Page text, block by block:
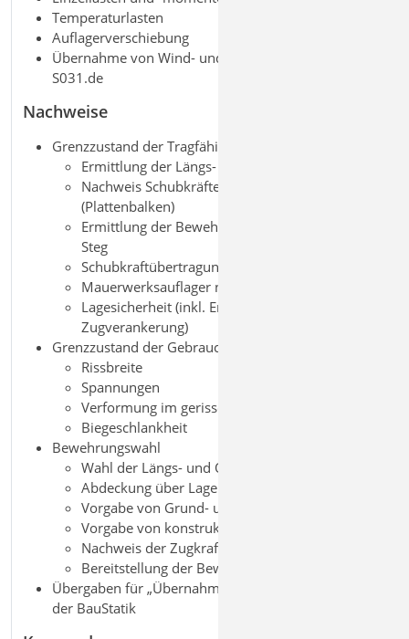
Temperaturlasten
Auflagerverschiebung
Übernahme von Wind- und Schneelasten aus
S031.de
Nachweise
Grenzzustand der Tragfähigkeit, EC 2
Ermittlung der Längs- und Querkraftbewehrung
Nachweis Schubkräfte zwischen Steg und Gurt
(Plattenbalken)
Ermittlung der Bewehrung für Aussparungen im
Steg
Schubkraftübertragung in Fugen
Mauerwerksauflager nach EC 6
Lagesicherheit (inkl. Ermittlung der Kräfte in der
Zugverankerung)
Grenzzustand der Gebrauchstauglichkeit, EC 2
Rissbreite
Spannungen
Verformung im gerissenen Zustand (Zustand II)
Biegeschlankheit
Bewehrungswahl
Wahl der Längs- und Querkraftbewehrung
Abdeckung über Lagermatten oder Stabstahl
Vorgabe von Grund- und Zulagenbewehrung
Vorgabe von konstruktiver Bewehrung
Nachweis der Zugkraftdeckung
Bereitstellung der Bewehrung für ViCADo
Übergaben für „Übernahmen zum Detailnachweis“ in
der BauStatik